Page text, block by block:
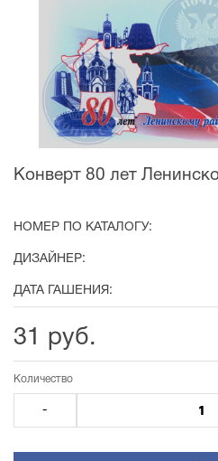
Конверт 80 лет
НОМЕР ПО КАТАЛОГУ:
ДИЗАЙНЕР:
ДАТА ГАШЕНИЯ:
31 руб.
Количество
-